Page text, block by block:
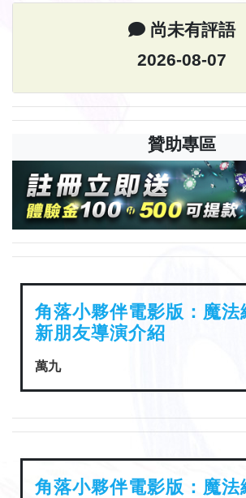
尚未有評語
2026-08-07
贊助專區
角落小夥伴電影版：魔法
新朋友導演介紹
萬九
角落小夥伴電影版：魔法